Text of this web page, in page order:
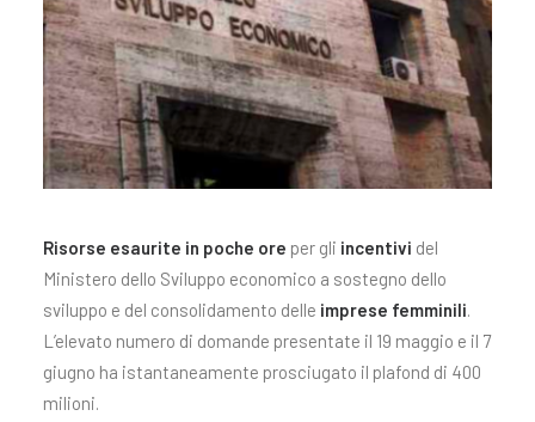
Risorse esaurite in poche ore per gli incentivi del
Ministero dello Sviluppo economico a sostegno dello
sviluppo e del consolidamento delle imprese femminili.
L’elevato numero di domande presentate il 19 maggio e il 7
giugno ha istantaneamente prosciugato il plafond di 400
milioni.